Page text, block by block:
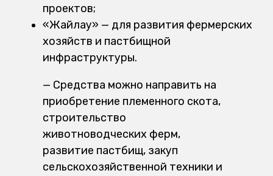
проектов;
«Жайлау» — для развития фермерских
хозяйств и пастбищной
инфраструктуры.
— Средства можно направить на
приобретение племенного скота,
строительство
животноводческих ферм,
развитие пастбищ, закуп
сельскохозяйственной техники и